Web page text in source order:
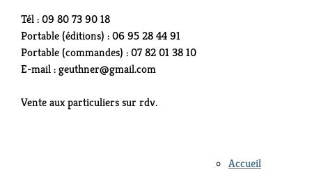
Tél : 09 80 73 90 18
Portable (éditions) : 06 95 28 44 91
Portable (commandes) : 07 82 01 38 10
E-mail : geuthner@gmail.com
Vente aux particuliers sur rdv.
Accueil